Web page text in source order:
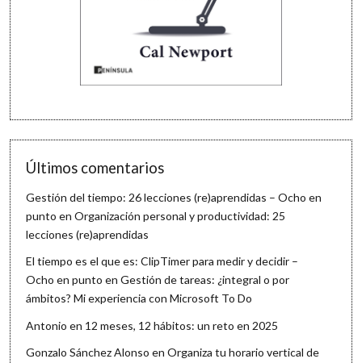
Últimos comentarios
Gestión del tiempo: 26 lecciones (re)aprendidas – Ocho en
punto enOrganización personal y productividad: 25
lecciones (re)aprendidas
El tiempo es el que es: ClipTimer para medir y decidir –
Ocho en punto enGestión de tareas: ¿integral o por
ámbitos? Mi experiencia con Microsoft To Do
Antonio en 12 meses, 12 hábitos: un reto en 2025
Gonzalo Sánchez Alonso enOrganiza tu horario vertical de